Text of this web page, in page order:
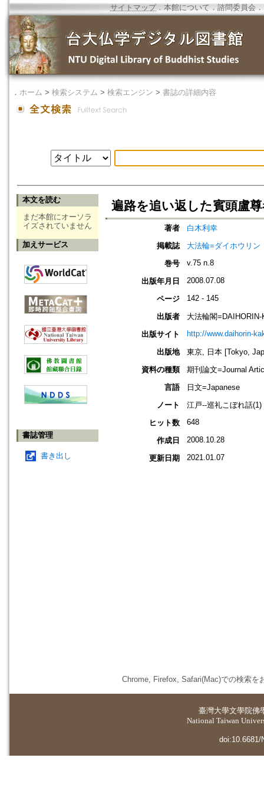
サイトマップ．本館について ． 諮問委員会 ．
． ホーム > 検索システム > 検索エンジン > 書誌の詳細内容
本文を読む
まだ本館にオーソラ
イズされていません
加えサービス
書誌管理
書き出し
遍路を追い返した賓頭盧
著者
白木利幸
掲載誌
大法輪=ダイホウリン
巻号
v.75 n.8
出版年月日 2008.07.08
ページ 142 - 145
出版者
大法輪閣=DAIHORIN-
出版サイト
http://www.daihorin-
出版地
東京, 日本 [Tokyo,
資料の種類
期刊論文=Journal
言語
日文=Japanese
ノート
江戸--巡礼こぼれ話(1)
ヒット数
648
作成日 2008.10.28
更新日期 2021.01.07
Chrome, Firefox, Safari(Mac)での検索を
臺灣大學文學院佛
National Taiwan
doi:10.6681/